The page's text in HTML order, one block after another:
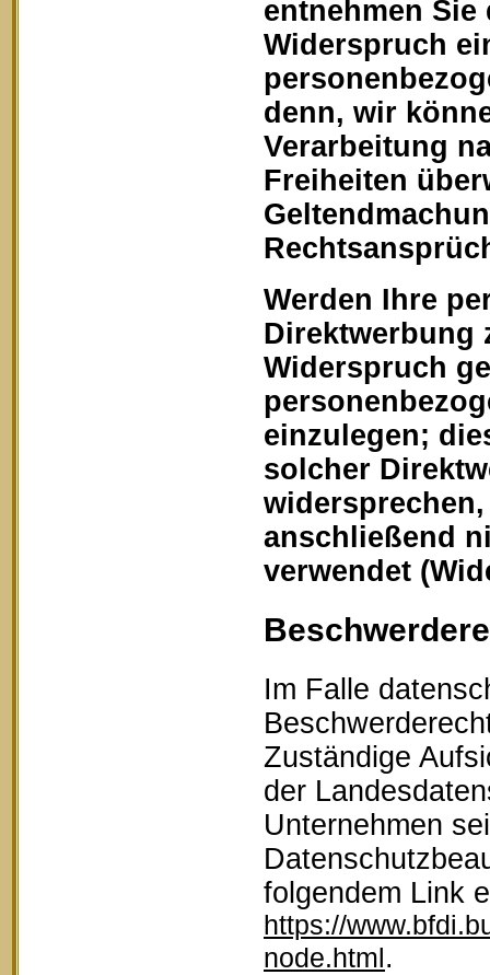
entnehmen
Widerspruch
denn, wir
Verarbeitung
Freiheiten
Werden Ihre
Direktwerbung
Widerspruch
einzulegen;
solcher
anschließend
verwendet
Im Falle
Zuständige
der
Unternehmen
folgendem Link
https://
node.html.